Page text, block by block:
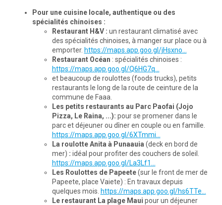
Pour une cuisine locale, authentique ou des
spécialités chinoises :
Restaurant H&V : un restaurant climatisé avec
des spécialités chinoises, à manger sur place ou à
emporter. https://maps.app.goo.gl/jHsxno...
Restaurant Océan : spécialités chinoises :
https://maps.app.goo.gl/Q6HG7q...
et beaucoup de roulottes (foods trucks), petits
restaurants le long de la route de ceinture de la
commune de Faaa.
Les petits restaurants au Parc Paofai (Jojo
Pizza, Le Raina, ...): pour se promener dans le
parc et déjeuner ou dîner en couple ou en famille.
https://maps.app.goo.gl/6XTmmi...
La roulotte Anita à Punaauia (deck en bord de
mer) : idéal pour profiter des couchers de soleil.
https://maps.app.goo.gl/La3Lf1...
Les Roulottes de Papeete(sur le front de mer de
Papeete, place Vaiete) : En travaux depuis
quelques mois. https://maps.app.goo.gl/hs6TTe...
Le restaurant La plage Maui pour un déjeuner